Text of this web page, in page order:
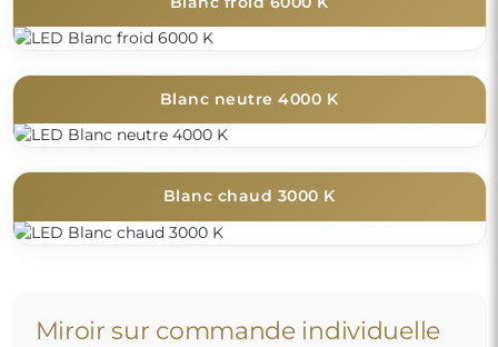
Blanc neutre 4000 K
Blanc chaud 3000 K
Miroir sur commande individuelle